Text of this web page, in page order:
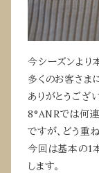
今シーズンより
多くのお客さま
ありがとうござ
8°ANRでは何
ですが、どう重
今回は基本の1
します。